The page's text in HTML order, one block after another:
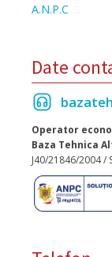
A.N.P.C
Date
Operator
Baza Tehnica
J40/21846/2004 /